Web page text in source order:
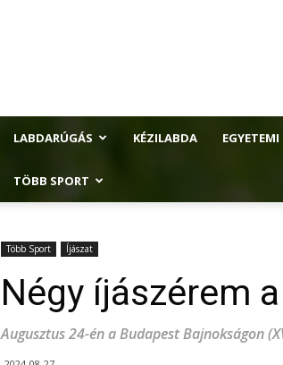
LABDARÚGÁS KÉZILABDA
TÖBB SPORT
Több Sport Íjászat
Négy íjászérem
Augusztus 24-én a Budapest Bajnokságon